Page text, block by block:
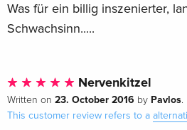
Was für ein billig inszenierter,
Schwachsinn.....
Nervenkitzel
Written on 23. October 2016 by Pavlos.
This customer review refers to a